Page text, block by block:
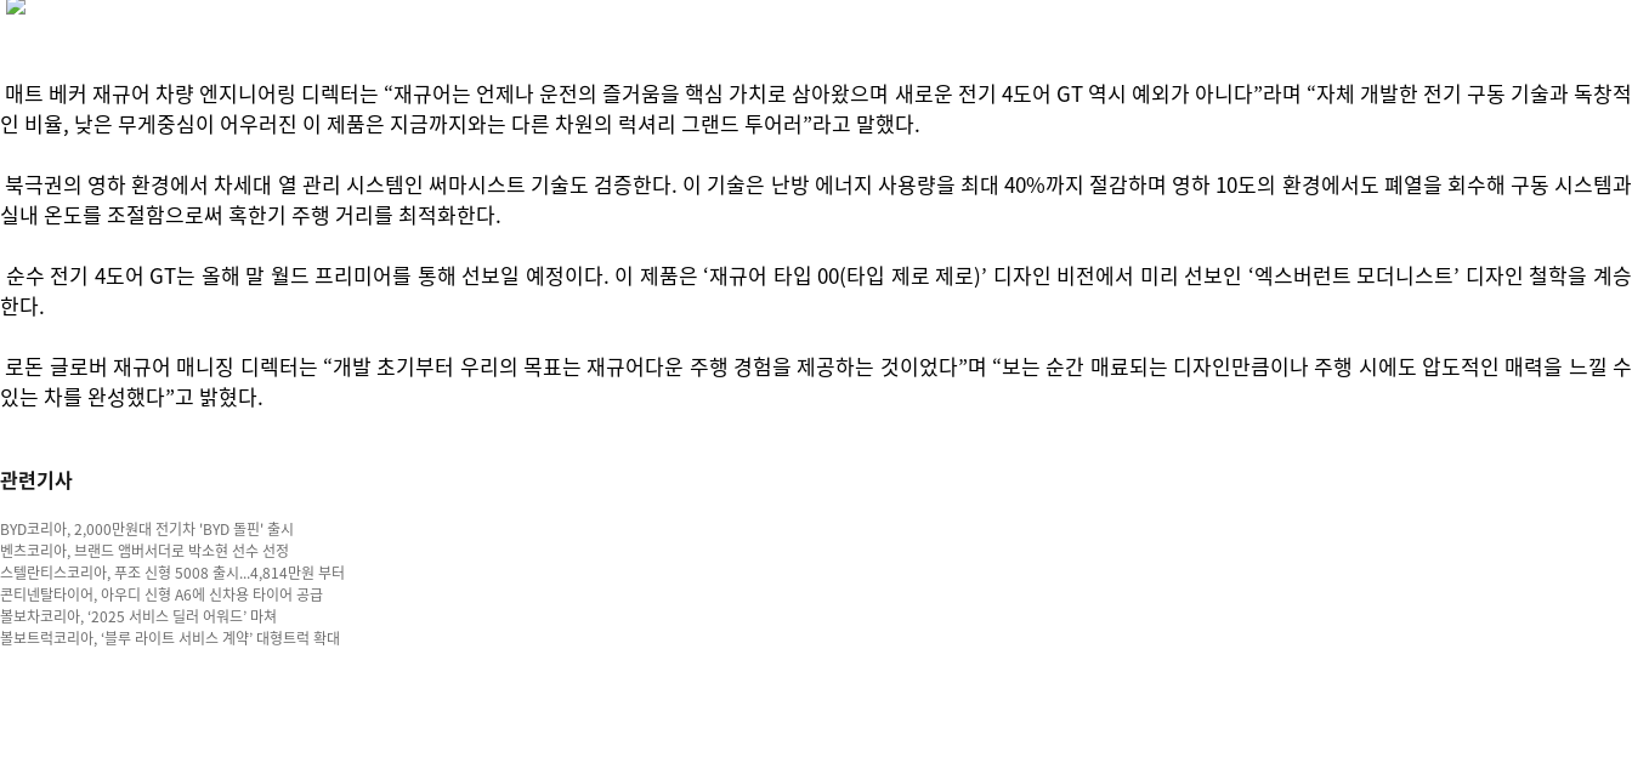
매트 베커 재규어 차량 엔지니어링 디렉터는 “재규어는 언제나 운전의 즐거움을 핵심 가치로 삼아왔으며 새로운 전기 4도어 GT 역시 예외가 아니다”라며 “자체 개발한 전기 구동 기술과 독창적
인 비율, 낮은 무게중심이 어우러진 이 제품은 지금까지와는 다른 차원의 럭셔리 그랜드 투어러”라고 말했다.
북극권의 영하 환경에서 차세대 열 관리 시스템인 써마시스트 기술도 검증한다. 이 기술은 난방 에너지 사용량을 최대 40%까지 절감하며 영하 10도의 환경에서도 폐열을 회수해 구동 시스템과
실내 온도를 조절함으로써 혹한기 주행 거리를 최적화한다.
순수 전기 4도어 GT는 올해 말 월드 프리미어를 통해 선보일 예정이다. 이 제품은 ‘재규어 타입 00(타입 제로 제로)’ 디자인 비전에서 미리 선보인 ‘엑스버런트 모더니스트’ 디자인 철학을 계승
한다.
로돈 글로버 재규어 매니징 디렉터는 “개발 초기부터 우리의 목표는 재규어다운 주행 경험을 제공하는 것이었다”며 “보는 순간 매료되는 디자인만큼이나 주행 시에도 압도적인 매력을 느낄 수
있는 차를 완성했다”고 밝혔다.
관련기사
BYD코리아, 2,000만원대 전기차 'BYD 돌핀' 출시
벤츠코리아, 브랜드 앰버서더로 박소현 선수 선정
스텔란티스코리아, 푸조 신형 5008 출시...4,814만원 부터
콘티넨탈타이어, 아우디 신형 A6에 신차용 타이어 공급
볼보차코리아, ‘2025 서비스 딜러 어워드’ 마쳐
볼보트럭코리아, ‘블루 라이트 서비스 계약’ 대형트럭 확대